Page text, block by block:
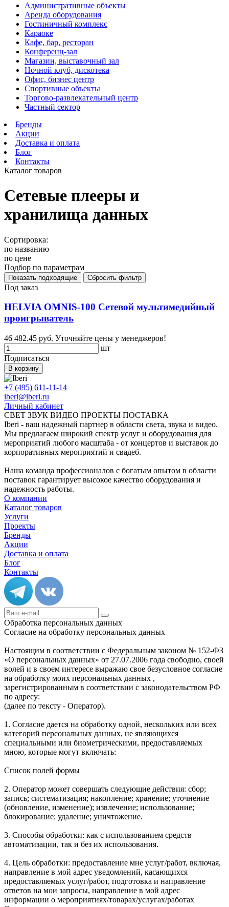
Административные объекты
Аренда оборудования
Гостиничный комплекс
Караоке
Кафе, бар, ресторан
Конференц-зал
Магазин, выставочный зал
Ночной клуб, дискотека
Офис, бизнес центр
Спортивные объекты
Торгово-развлекательный центр
Частный сектор
Бренды
Акции
Доставка и оплата
Блог
Контакты
Каталог товаров
Сетевые плееры и
хранилища данных
Сортировка:
по названию
по цене
Подбор по параметрам
Под заказ
HELVIA OMNIS-100 Сетевой мультимедийный
проигрыватель
46 482.45 руб. Уточняйте цены у менеджеров!
шт
Подписаться
В корзину
+7 (495) 611-11-14
iberi@iberi.ru
Личный кабинет
СВЕТ ЗВУК ВИДЕО ПРОЕКТЫ ПОСТАВКА
Iberi - ваш надежный партнер в области света, звука и видео.
Мы предлагаем широкий спектр услуг и оборудования для
мероприятий любого масштаба - от концертов и выставок до
корпоративных мероприятий и свадеб.
Наша команда профессионалов с богатым опытом в области
поставок гарантирует высокое качество оборудования и
надежность работы.
О компании
Каталог товаров
Услуги
Проекты
Бренды
Акции
Доставка и оплата
Блог
Контакты
Обработка персональных данных
Согласие на обработку персональных данных
Настоящим в соответствии с Федеральным законом № 152-ФЗ
«О персональных данных» от 27.07.2006 года свободно, своей
волей и в своем интересе выражаю свое безусловное согласие
на обработку моих персональных данных ,
зарегистрированным в соответствии с законодательством РФ
по адресу:
(далее по тексту - Оператор).
1. Согласие дается на обработку одной, нескольких или всех
категорий персональных данных, не являющихся
специальными или биометрическими, предоставляемых
мною, которые могут включать:
Список полей формы
2. Оператор может совершать следующие действия: сбор;
запись; систематизация; накопление; хранение; уточнение
(обновление, изменение); извлечение; использование;
блокирование; удаление; уничтожение.
3. Способы обработки: как с использованием средств
автоматизации, так и без их использования.
4. Цель обработки: предоставление мне услуг/работ, включая,
направление в мой адрес уведомлений, касающихся
предоставляемых услуг/работ, подготовка и направление
ответов на мои запросы, направление в мой адрес
информации о мероприятиях/товарах/услугах/работах